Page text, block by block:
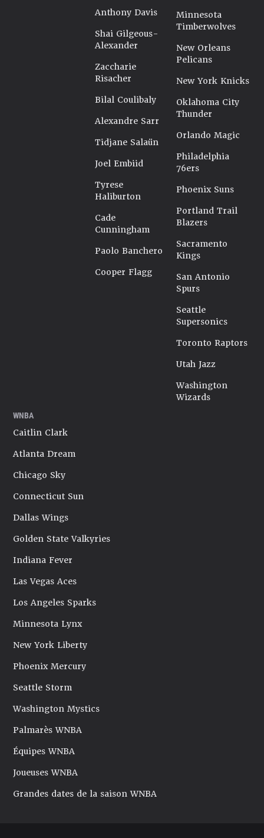
Anthony Davis
Shai Gilgeous-
Alexander
Zaccharie
Risacher
Bilal Coulibaly
Alexandre Sarr
Tidjane Salaün
Joel Embiid
Tyrese
Haliburton
Cade
Cunningham
Paolo Banchero
Cooper Flagg
Minnesota
Timberwolves
New Orleans
Pelicans
New York Knicks
Oklahoma City
Thunder
Orlando Magic
Philadelphia
76ers
Phoenix Suns
Portland Trail
Blazers
Sacramento
Kings
San Antonio
Spurs
Seattle
Supersonics
Toronto Raptors
Utah Jazz
Washington
Wizards
WNBA
Caitlin Clark
Atlanta Dream
Chicago Sky
Connecticut Sun
Dallas Wings
Golden State Valkyries
Indiana Fever
Las Vegas Aces
Los Angeles Sparks
Minnesota Lynx
New York Liberty
Phoenix Mercury
Seattle Storm
Washington Mystics
Palmarès WNBA
Équipes WNBA
Joueuses WNBA
Grandes dates de la saison WNBA